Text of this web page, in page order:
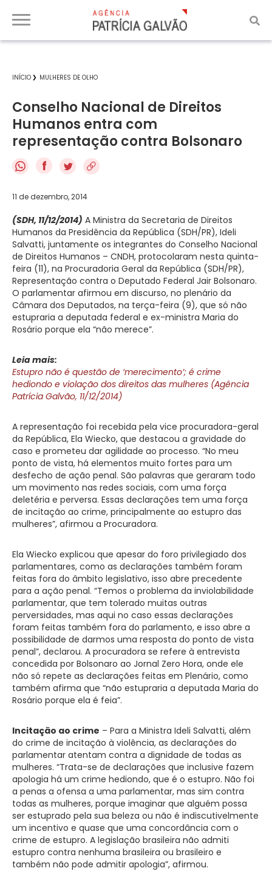
INÍCIO MULHERES DE OLHO
Conselho Nacional de Direitos
Humanos entra com
representação contra Bolsonaro
f
11 de dezembro, 2014
(SDH, 11/12/2014) A Ministra da Secretaria de Direitos
Humanos da Presidência da República (SDH/PR), Ideli
Salvatti, juntamente os integrantes do Conselho Nacional
de Direitos Humanos – CNDH, protocolaram nesta quinta-
feira (11), na Procuradoria Geral da República (SDH/PR),
Representação contra o Deputado Federal Jair Bolsonaro.
O parlamentar afirmou em discurso, no plenário da
Câmara dos Deputados, na terça-feira (9), que só não
estupraria a deputada federal e ex-ministra Maria do
Rosário porque ela “não merece”.
Leia mais:
Estupro não é questão de ‘merecimento’; é crime
hediondo e violação dos direitos das mulheres (Agência
Patrícia Galvão, 11/12/2014)
A representação foi recebida pela vice procuradora-geral
da República, Ela Wiecko, que destacou a gravidade do
caso e prometeu dar agilidade ao processo. “No meu
ponto de vista, há elementos muito fortes para um
desfecho de ação penal. São palavras que geraram todo
um movimento nas redes sociais, com uma força
deletéria e perversa. Essas declarações tem uma força
de incitação ao crime, principalmente ao estupro das
mulheres”, afirmou a Procuradora.
Ela Wiecko explicou que apesar do foro privilegiado dos
parlamentares, como as declarações também foram
feitas fora do âmbito legislativo, isso abre precedente
para a ação penal. “Temos o problema da inviolabilidade
parlamentar, que tem tolerado muitas outras
perversidades, mas aqui no caso essas declarações
foram feitas também fora do parlamento, e isso abre a
possibilidade de darmos uma resposta do ponto de vista
penal”, declarou. A procuradora se refere à entrevista
concedida por Bolsonaro ao Jornal Zero Hora, onde ele
não só repete as declarações feitas em Plenário, como
também afirma que “não estupraria a deputada Maria do
Rosário porque ela é feia”.
Incitação ao crime – Para a Ministra Ideli Salvatti, além
do crime de incitação à violência, as declarações do
parlamentar atentam contra a dignidade de todas as
mulheres. “Trata-se de declarações que inclusive fazem
apologia há um crime hediondo, que é o estupro. Não foi
a penas a ofensa a uma parlamentar, mas sim contra
todas as mulheres, porque imaginar que alguém possa
ser estuprado pela sua beleza ou não é indiscutivelmente
um incentivo e quase que uma concordância com o
crime de estupro. A legislação brasileira não admiti
estupro contra nenhuma brasileira ou brasileiro e
também não pode admitir apologia”, afirmou.